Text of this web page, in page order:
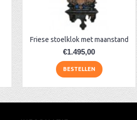
Friese stoelklok met maanstand
€1.495,00
BESTELLEN